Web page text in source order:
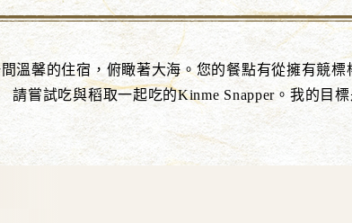
溫馨的住宿，俯瞰著大海。您的餐點有從擁有競
請嘗試吃與稻取一起吃的Kinme Snapper。我的目